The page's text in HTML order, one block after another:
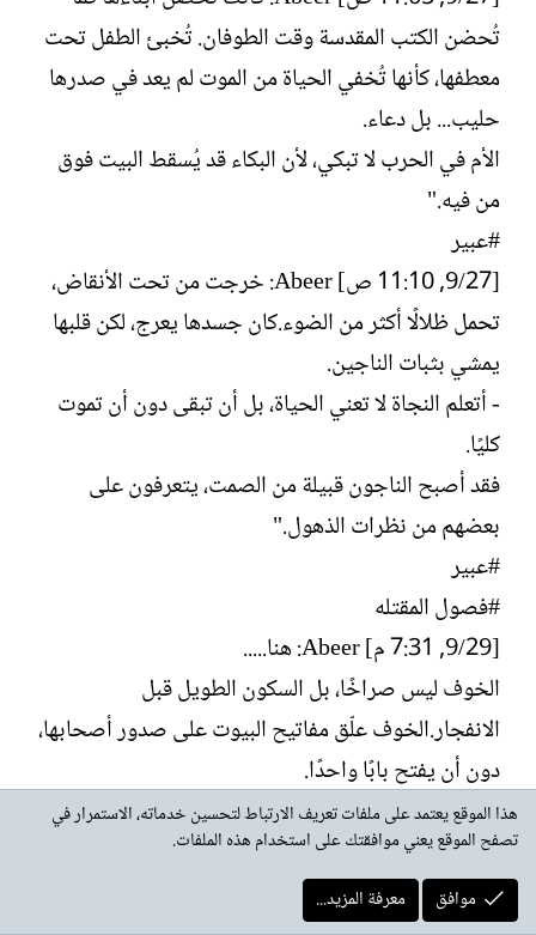
تُحضن الكتب المقدسة وقت الطوفان. تُخبئ الطفل تحت
معطفها، كأنها تُخفي الحياة من الموت لم يعد في صدرها
حليب... بل دعاء.
الأم في الحرب لا تبكي، لأن البكاء قد يُسقط البيت فوق
من فيه."
#عبير
[27/‏9, 11:10 ص] Abeer: خرجت من تحت الأنقاض،
تحمل ظلالًا أكثر من الضوء.كان جسدها يعرج، لكن قلبها
يمشي بثبات الناجين.
- أتعلم النجاة لا تعني الحياة، بل أن تبقى دون أن تموت
كليًا.
فقد أصبح الناجون قبيلة من الصمت، يتعرفون على
بعضهم من نظرات الذهول."
#عبير
#فصول المقتله
[29/‏9, 7:31 م] Abeer: هنا.....
الخوف ليس صراخًا، بل السكون الطويل قبل
الانفجار.الخوف علّق مفاتيح البيوت على صدور أصحابها،
دون أن يفتح بابًا واحدًا.
ياصديقي حين يسكت الرصاص، يبدأ الخوف الحقيقي.
#عبير
[4/‏10, 12:07 م] Abeer: في قلبي حطّاب
هذا الموقع يعتمد على ملفات تعريف الارتباط لتحسين خدماته، الاستمرار في
تصفح الموقع يعني موافقتك على استخدام هذه الملفات.
موافق
معرفة المزيد...